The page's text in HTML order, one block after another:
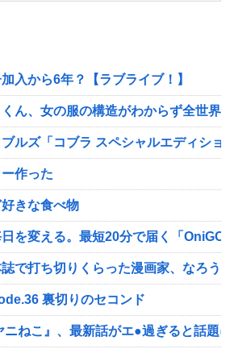
入から6年？【ラブライブ！】
くん、女の服の構造がわからず全世界
ルズ「コブラ スペシャルエディショ
作った
きな食べ物
を変える。最短20分で届く「OniGO
誌で打ち切りくらった漫画家、なろう
裏切りのセコンド
ニねこ』、最新話がエ●過ぎると話題